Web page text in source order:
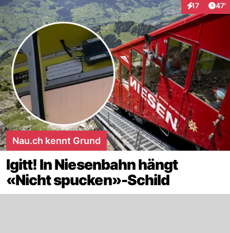
17
Interaktionen
47'
Nau.ch kennt Grund
Igitt! In Niesenbahn hängt
«Nicht spucken»-Schild